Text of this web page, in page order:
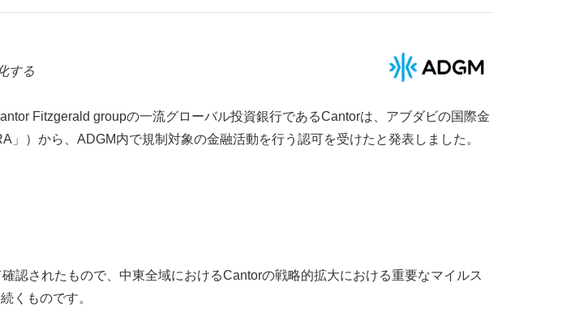
する
Fitzgerald groupの一流グローバル投資銀行であるCantorは、アブダビの国際金
）から、ADGM内で規制対象の金融活動を行う認可を受けたと発表しました。
認されたもので、中東全域におけるCantorの戦略的拡大における重要なマイルス
くものです。